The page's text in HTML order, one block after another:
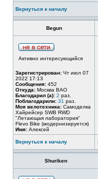
Вернуться к началу
Begun
Активно интересующийся
Зарегистрирован: Чт июл 07
2022 17:13
Сообщения: 452
Откуда: Москва ВАО
Благодарил (а): 2 раз.
Поблагодарили: 31 раз.
Моя велотехника: Самоделка
Хайрейсер SWB RWD
"Летающая лаборатория"
Flevo Bike (модернизируется)
Имя: Алексей
Вернуться к началу
Shuriken